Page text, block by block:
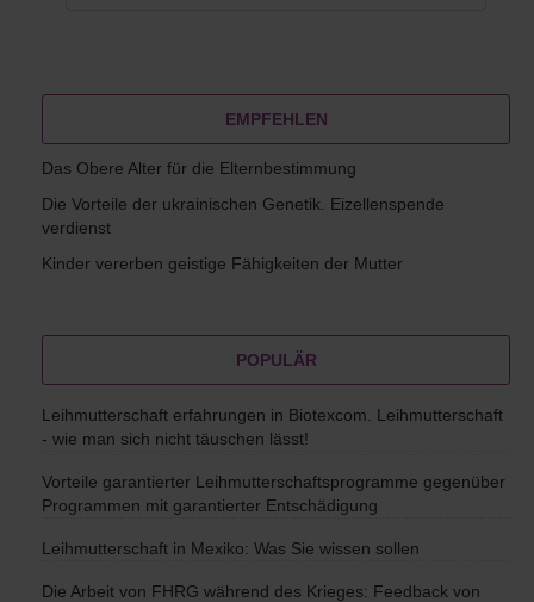
EMPFEHLEN
Das Obere Alter für die Elternbestimmung
Die Vorteile der ukrainischen Genetik. Eizellenspende
verdienst
Kinder vererben geistige Fähigkeiten der Mutter
POPULÄR
Leihmutterschaft erfahrungen in Biotexcom. Leihmutterschaft
- wie man sich nicht täuschen lässt!
Vorteile garantierter Leihmutterschaftsprogramme gegenüber
Programmen mit garantierter Entschädigung
Leihmutterschaft in Mexiko: Was Sie wissen sollen
Die Arbeit von FHRG während des Krieges: Feedback von